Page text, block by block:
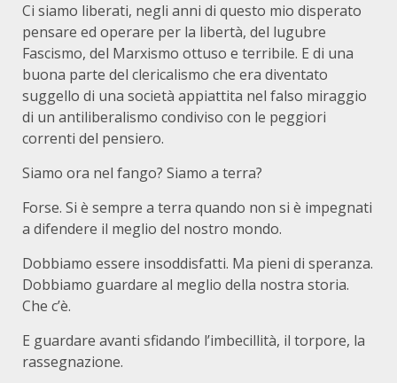
Ci siamo liberati, negli anni di questo mio disperato
pensare ed operare per la libertà, del lugubre
Fascismo, del Marxismo ottuso e terribile. E di una
buona parte del clericalismo che era diventato
suggello di una società appiattita nel falso miraggio
di un antiliberalismo condiviso con le peggiori
correnti del pensiero.
Siamo ora nel fango? Siamo a terra?
Forse. Si è sempre a terra quando non si è impegnati
a difendere il meglio del nostro mondo.
Dobbiamo essere insoddisfatti. Ma pieni di speranza.
Dobbiamo guardare al meglio della nostra storia.
Che c’è.
E guardare avanti sfidando l’imbecillità, il torpore, la
rassegnazione.